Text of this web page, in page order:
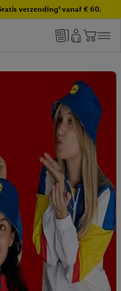
verzending¹ vanaf € 60.